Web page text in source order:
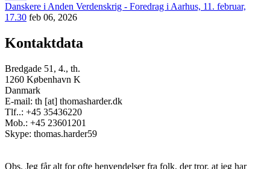
Danskere i Anden Verdenskrig - Foredrag i Aarhus, 11. februar,
17.30 feb 06, 2026
Kontaktdata
Bredgade 51, 4., th.
1260 København K
Danmark
E-mail: th [at] thomasharder.dk
Tlf..: +45 35436220
Mob.: +45 23601201
Skype: thomas.harder59
Obs. Jeg får alt for ofte henvendelser fra folk, der tror, at jeg har